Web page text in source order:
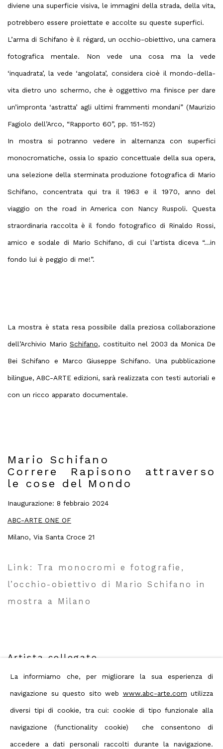
diviene una superficie visiva, le immagini della strada, della vita,
potrebbero essere proiettate e accolte su queste superfici.
L’arma di Schifano è il régard, un occhio-obiettivo, una camera
fotografica mentale. Non vede una cosa ma la vede
‘inquadrata’, la vede ‘angolata’, considera cioè il mondo-della-
vita dietro uno schermo, che è oggettivo ma finisce per dare
un’impronta ‘astratta’ agli ultimi frammenti mondani” (Maurizio
Fagiolo dell’Arco, “Rapporto 60”, pp. 151-152)
In mostra si potranno vedere in alternanza con superfici
monocromatiche, ossia lo spazio concettuale della sua opera,
una selezione della sterminataproduzione fotografica di Mario
Schifano, concentrata qui tra il 1963 e il 1970, anno del
viaggio on the road in America con Nancy Ruspoli. Questa
straordinaria raccolta è il fondo fotografico di Rinaldo Rossi,
amico e sodale di Mario Schifano, di cui l’artista diceva “…in
fondo lui è peggio di me!”.
La mostra è stata resa possibile dalla preziosa collaborazione
dell’Archivio Mario Schifano, costituito nel 2003 da Monica De
Bei Schifano e Marco Giuseppe Schifano. Una pubblicazione
bilingue, ABC-ARTE edizioni, sarà realizzata con testi autoriali e
con un ricco apparato documentale.
Mario Schifano
Correre Rapisono attraverso
le cose del Mondo
Inaugurazione: 8 febbraio 2024
ABC-ARTE ONE OF
Milano, Via Santa Croce 21
Link: Tra monocromi e fotografie,
l’occhio-obiettivo di Mario Schifano in
mostra a Milano
Artista collegato
Mario Schifano
La informiamo che, per migliorare la sua esperienza di
navigazione su questo sito web www.abc-arte.com utilizza
diversi tipi di cookie, tra cui: cookie di tipo funzionale alla
navigazione (functionality cookie) che consentono di
accedere a dati personali raccolti durante la navigazione.